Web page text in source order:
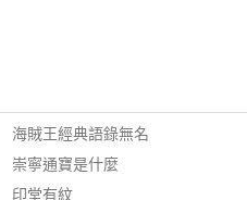
海賊王經典語錄無名
崇寧通寶是什麼
印堂有紋